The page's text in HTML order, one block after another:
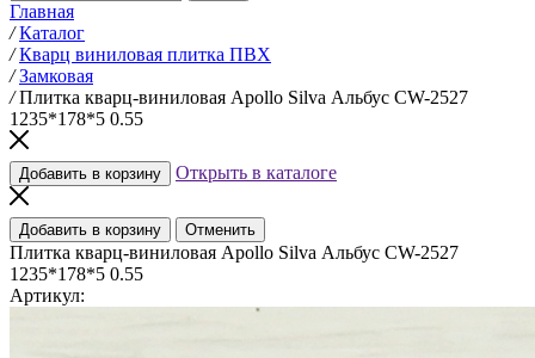
Главная
/ Каталог
/ Кварц виниловая плитка ПВХ
/ Замковая
/ Плитка кварц-виниловая Apollo Silva Альбус CW-2527
1235*178*5 0.55
Добавить в корзину Открыть в каталоге
Добавить в корзину Отменить
Плитка кварц-виниловая Apollo Silva Альбус CW-2527
1235*178*5 0.55
Артикул: